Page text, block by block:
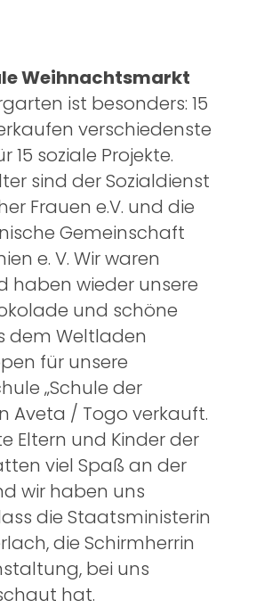
Weihnachtsmarkt
ist besonders: 15
verschiedenste
15 soziale Projekte.
sind der Sozialdienst
Frauen e.V. und die
Gemeinschaft
e. V. Wir waren
haben wieder unsere
und schöne
dem Weltladen
für unsere
„Schule der
Aveta / Togo verkauft.
Eltern und Kinder der
viel Spaß an der
wir haben uns
die Staatsministerin
die Schirmherrin
bei uns
hat.